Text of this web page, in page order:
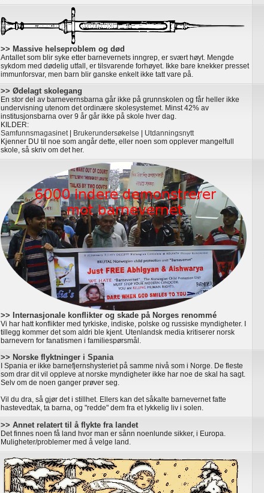
>> Massive helseproblem og død
Antallet som blir syke etter barnevernets inngrep, er svært høyt. Mengde
sykdom med dødelig utfall, er tilsvarende forhøyet. Ikke bare knekker presset
immunforsvar, men barn blir ganske enkelt ikke tatt vare på.
>> Ødelagt skolegang
En stor del av barnevernsbarna går ikke på grunnskolen og får heller ikke
undervisning utenom det ordinære skolesystemet. Minst 42% av
institusjonsbarna over 9 år går ikke på skole hver dag.
KILDER:
Samfunnsmagasinet| Brukerundersøkelse
Utdanningsnytt
Kjenner DU til noe som angår dette, eller noen som opplever mangelfull
skole, så skriv om det her.
>> Internasjonale konflikter og skade på Norges renommé
Vi har hatt konflikter med tyrkiske, indiske, polske og russiske myndigheter. I
tillegg kommer det som aldri ble kjent. Utenlandsk media kritiserer norsk
barnevern for fanatismen i familiespørsmål.
>> Norske flyktninger i Spania
I Spania er ikke barnefjernshysteriet på samme nivå som i Norge. De fleste
som drar dit vil oppleve at norske myndigheter ikke har noe de skal ha sagt.
Selv om de noen ganger prøver seg.
Vil du dra, så gjør det i stillhet. Ellers kan det såkalte barnevernet fatte
hastevedtak, ta barna, og "redde" dem fra et lykkelig liv i solen.
>> Annet relatert til å flykte fra landet
Det finnes noen få land hvor man er sånn noenlunde sikker, i Europa.
Muligheter/problemer med å velge land.